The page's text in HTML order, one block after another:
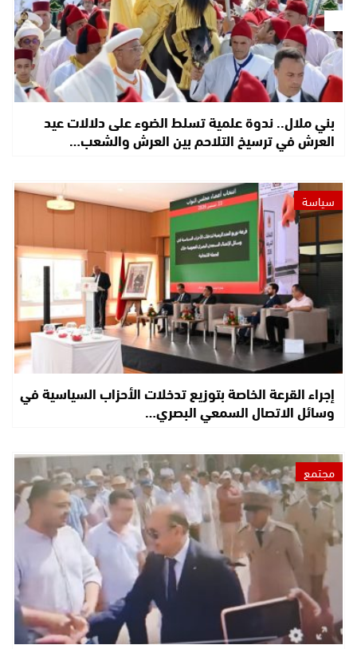
بني ملال.. ندوة علمية تسلط الضوء على دلالات عيد
العرش في ترسيخ التلاحم بين العرش والشعب…
سياسة
إجراء القرعة الخاصة بتوزيع تدخلات الأحزاب السياسية في
وسائل الاتصال السمعي البصري…
مجتمع